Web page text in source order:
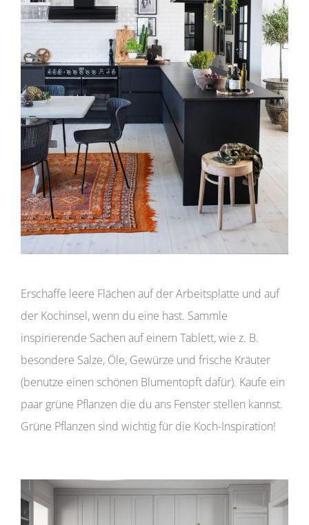
Erschaffe leere Flächen auf der Arbeitsplatte und auf
der Kochinsel, wenn du eine hast. Sammle
inspirierende Sachen auf einem Tablett, wie z. B.
besondere Salze, Öle, Gewürze und frische Kräuter
(benutze einen schönen Blumentopft dafür). Kaufe ein
paar grüne Pflanzen die du ans Fenster stellen kannst.
Grüne Pflanzen sind wichtig für die Koch-Inspiration!